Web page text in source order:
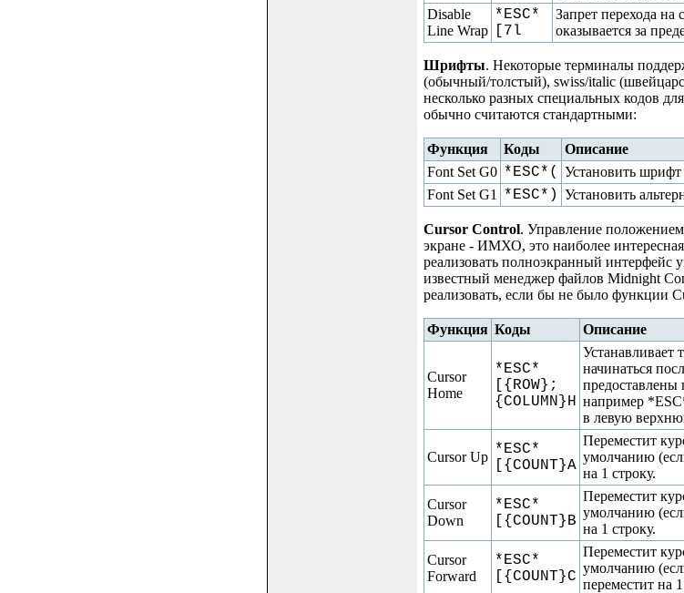
Disable
Line Wrap
*ESC*
[7l
Запрет перехода
оказывается за
Шрифты. Некоторые терминалы
(обычный/толстый), swiss/italic
несколько разных специальных кодов
обычно считаются стандартными:
Функция Коды
Описание
Font Set G0 *ESC*(
Установить
Font Set G1
*ESC*) Установить
Cursor Control. Управление
экране - ИМХО, это наиболее
реализовать полноэкранный интерфейс
известный менеджер файлов Midnight
реализовать, если бы не было функции
Функция Коды Описание
Cursor
Home
*ESC*
[{ROW};
{COLUMN}H
Устанавливает
начинаться
предоставлены
например
в левую
Cursor Up *ESC*
[{COUNT}A
Переместит
умолчанию
на 1 строку.
Cursor
Down
*ESC*
[{COUNT}B
Переместит
умолчанию
на 1 строку.
Cursor
Forward
*ESC*
[{COUNT}C
Переместит
умолчанию
переместит на